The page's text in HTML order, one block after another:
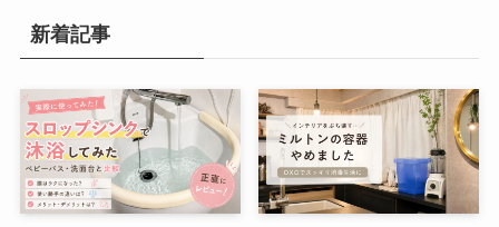
新着記事